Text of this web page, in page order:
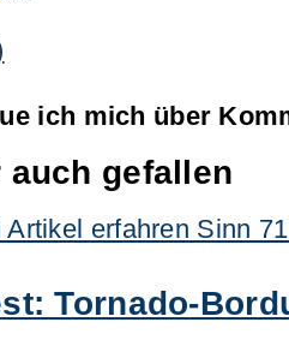
ich mich über
gefallen
Tornado-